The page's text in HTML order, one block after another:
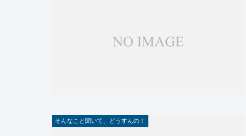
そんなこと聞いて、どうすんの！